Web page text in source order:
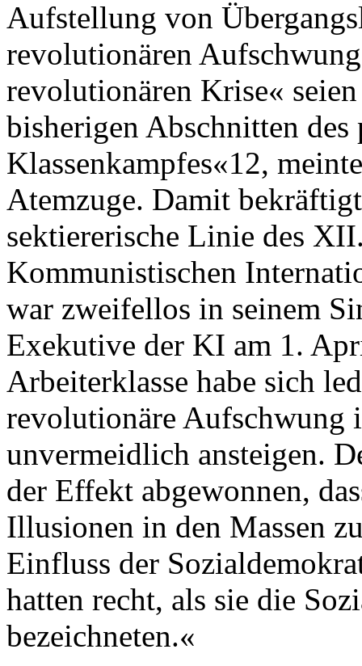
Aufstellung von
revolutionären
revolutionären Krise«
bisherigen Abschnitten des
Klassenkampfes«12,
Atemzuge. Damit
sektiererische Linie des
Kommunistischen
war zweifellos in seinem
Exekutive der KI am 1.
Arbeiterklasse habe sich
revolutionäre Aufschwung
unvermeidlich ansteigen.
der Effekt abgewonnen,
Illusionen in den Massen
Einfluss der
hatten recht, als sie die
bezeichneten.«